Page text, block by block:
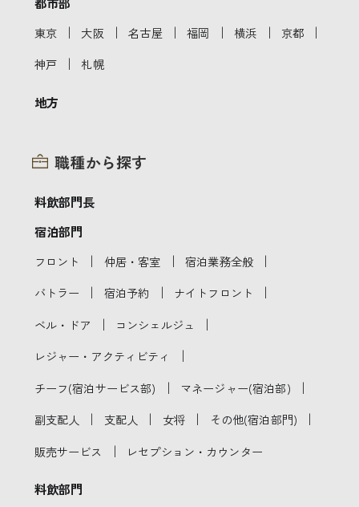
東京 ｜ 大阪 ｜ 名古屋 ｜ 福岡 ｜ 横浜 ｜ 京都 ｜
神戸 ｜ 札幌
地方
職種から探す
料飲部門長
宿泊部門
フロント ｜ 仲居・客室 ｜ 宿泊業務全般 ｜
バトラー ｜ 宿泊予約 ｜ ナイトフロント ｜
ベル・ドア ｜ コンシェルジュ ｜
レジャー・アクティビティ ｜
チーフ(宿泊サービス部) ｜ マネージャー(宿泊部) ｜
副支配人 ｜ 支配人 ｜ 女将 ｜ その他(宿泊部門) ｜
販売サービス ｜ レセプション・カウンター
料飲部門